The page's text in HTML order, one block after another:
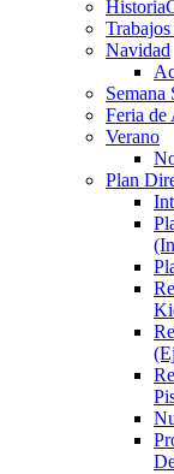
Navidad
Semana
Feria de
Verano
Plan